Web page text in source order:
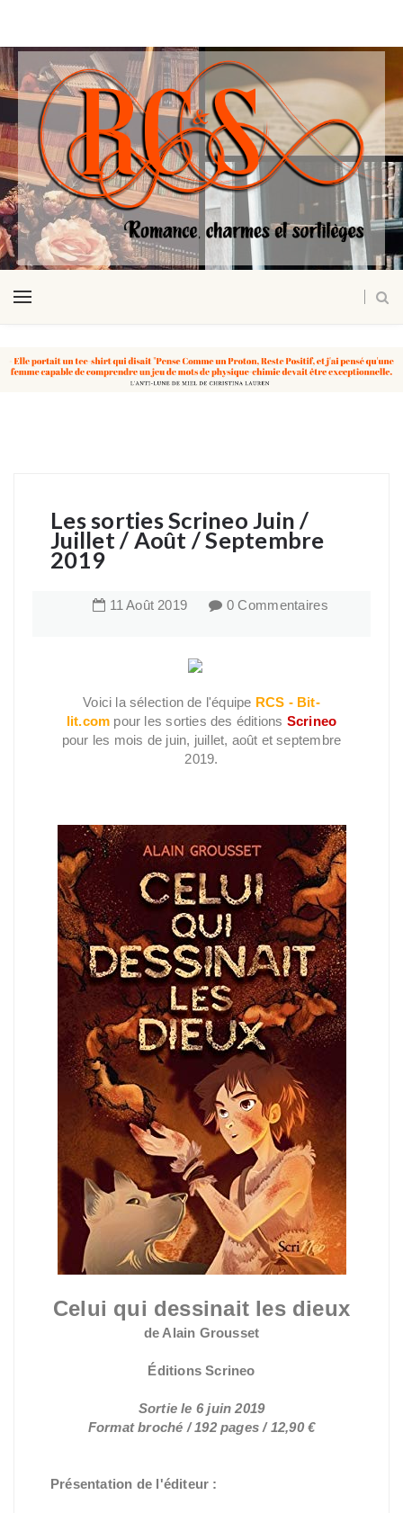
Les sorties Scrineo Juin /
Juillet / Août / Septembre
2019
11 Août 2019 0 Commentaires
Voici la sélection de l'équipe RCS - Bit-
lit.com pour les sorties des éditions Scrineo
pour les mois de juin, juillet, août et septembre
2019.
Celui qui dessinait les dieux
de Alain Grousset
Éditions Scrineo
Sortie le 6 juin 2019
Format broché / 192 pages / 12,90 €
Présentation de l'éditeur :